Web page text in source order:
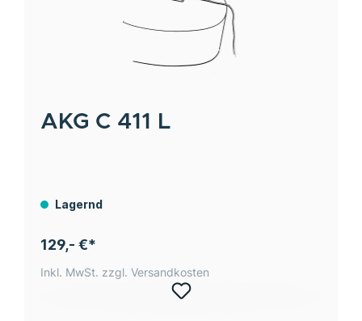
AKG C 411 L
Lagernd
129,- €*
Inkl. MwSt. zzgl. Versandkosten